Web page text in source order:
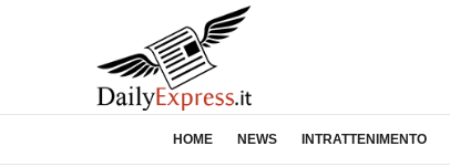
HOME NEWS INTRATTENIMENTO